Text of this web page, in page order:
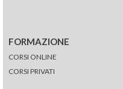
FORMAZIONE
CORSI ONLINE
CORSI PRIVATI